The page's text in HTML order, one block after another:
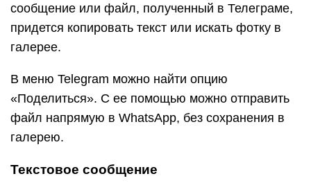
сообщение или файл, полученный в Телеграме,
придется копировать текст или искать фотку в
галерее.
В меню Telegram можно найти опцию
«Поделиться». С ее помощью можно отправить
файл напрямую в WhatsApp, без сохранения в
галерею.
Текстовое сообщение